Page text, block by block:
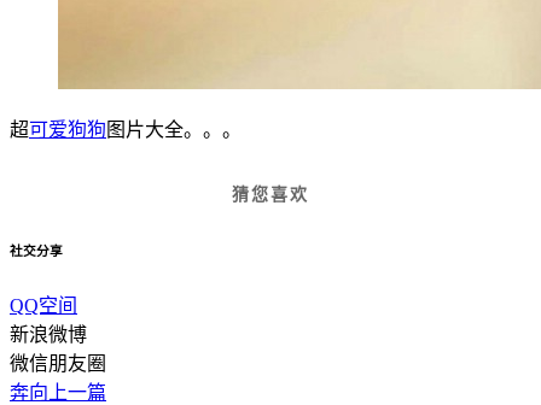
超可爱狗狗 图片大全。。。
猜您喜欢
社交分享
QQ空间
新浪微博
微信朋友圈
奔向上一篇